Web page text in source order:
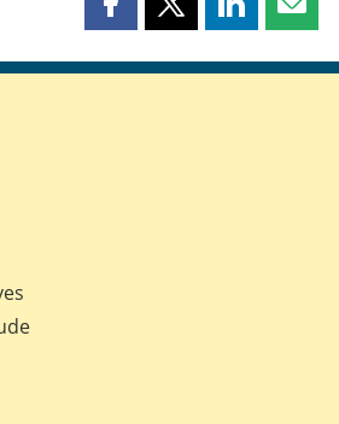
Partager
page
Partager
page
Partager
page page